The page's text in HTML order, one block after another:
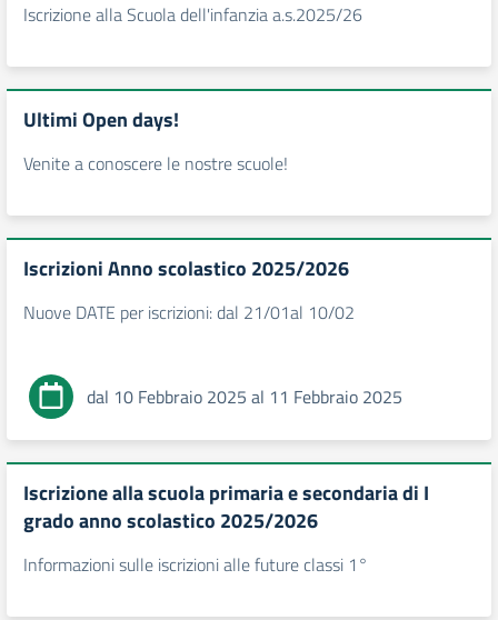
Iscrizione alla Scuola dell'infanzia a.s.2025/26
Ultimi Open days!
Venite a conoscere le nostre scuole!
Iscrizioni Anno scolastico 2025/2026
Nuove DATE per iscrizioni: dal 21/01al 10/02
dal 10 Febbraio 2025 al 11 Febbraio 2025
Iscrizione alla scuola primaria e secondaria di I
grado anno scolastico 2025/2026
Informazioni sulle iscrizioni alle future classi 1°